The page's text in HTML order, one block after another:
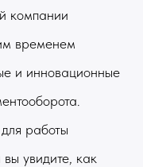
компании
временем
и инновационные
работы
увидите, как